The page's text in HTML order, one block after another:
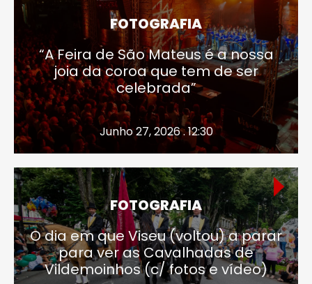
FOTOGRAFIA
“A Feira de São Mateus é a nossa
joia da coroa que tem de ser
celebrada”
Junho 27, 2026 . 12:30
FOTOGRAFIA
O dia em que Viseu (voltou) a parar
para ver as Cavalhadas de
Vildemoinhos (c/ fotos e vídeo)